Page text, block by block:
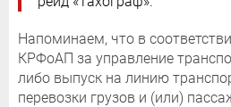
Напоминаем, что в
КРФоАП за управление
либо выпуск на линию
перевозки грузов и (или)